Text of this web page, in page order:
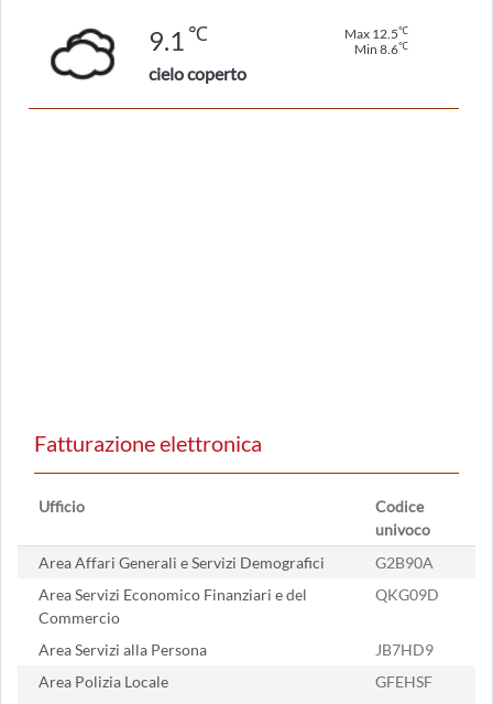
9.1 ℃ Max 12.5℃
Min 8.6℃
cielo coperto
Fatturazione elettronica
Ufficio
Codice
univoco
Area Affari Generali e Servizi Demografici
G2B90A
Area Servizi Economico Finanziari e del
Commercio
QKG09D
Area Servizi alla Persona
JB7HD9
Area Polizia Locale
GFEHSF